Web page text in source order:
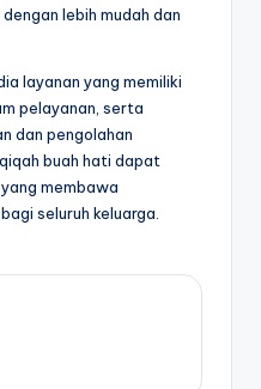
lebih mudah dan
layanan yang memiliki
pelayanan, serta
dan pengolahan
buah hati dapat
membawa
seluruh keluarga.